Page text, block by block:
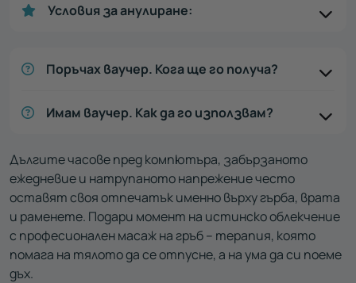
Условия за анулиране:
Поръчах ваучер. Кога ще го получа?
Имам ваучер. Как да го използвам?
Дългите часове пред компютъра, забързаното
ежедневие и натрупаното напрежение често
оставят своя отпечатък именно върху гърба, врата
и раменете. Подари момент на истинско облекчение
с професионален масаж на гръб – терапия, която
помага на тялото да се отпусне, а на ума да си поеме
дъх.